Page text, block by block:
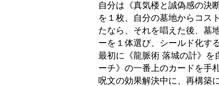
自分は《真気楼と誠偽感の決
を１枚、自分の墓地からコス
たなら、それを唱えた後、墓
ーを１体選び、シールド化す
最初に《龍脈術 落城の計》を
ーチ》の一番上のカードを手
呪文の効果解決中に、再構築